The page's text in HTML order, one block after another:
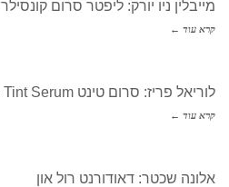
מייבלין ניו יורק: ליפטר סרום קונסילר
קרא עוד ←
לוריאל פריז: סרום טינט Hyaluronic Tint Serum
קרא עוד ←
אלונה שכטר: דאודורנט רול און